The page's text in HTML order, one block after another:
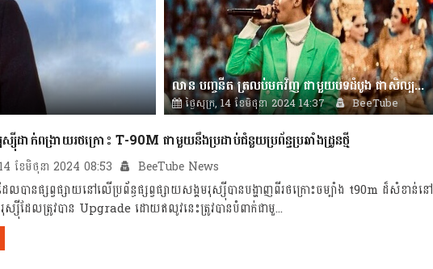
លាន បញ្ចនីត ត្រលប់មកវិញ ជាមួយបទដំបូង ជាសិល្បករឯករាជ្យ
ថ្ងៃសុក្រ, 14 ខែមិថុនា 2024 14:37
BeeTube
ស៊ីដាក់ពង្រាយរថក្រោះ T-90M ជាមួយនឹងប្រដាប់ជំនួយប្រព័ន្ធប្រឆាំងដ្រូនថ្មី
ខែមិថុនា 2024 08:53 BeeTube News
ល​បាន​ផ្សព្វផ្សាយ​នៅ​លើប្រព័ន្ធផ្សព្វផ្សាយសង្គមរុស្ស៊ីបានបង្ហាញពីរថក្រោះចម្បាំង t90m ដ៏សំខាន់នៅ
ស្ស៊ីដែលត្រូវបាន Upgrade ដោយឥលូវនេះត្រូវបានបំពាក់ជាមួ...